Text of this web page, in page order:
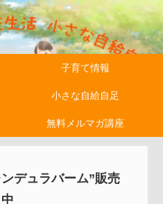
子育て情報
小さな自給自足
無料メルマガ講座
ンデュラバーム”販売
中